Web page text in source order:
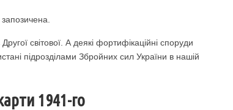
світової. А деякі фортифікаційні споруди
підрозділами Збройних сил України в нашій
1941-го